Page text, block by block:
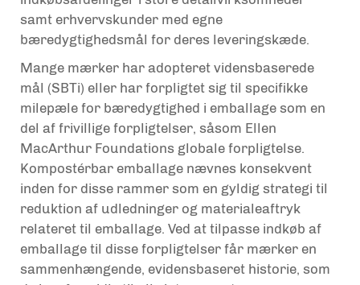
samt erhvervskunder med egne
bæredygtighedsmål for deres leveringskæde.
Mange mærker har adopteret vidensbaserede
mål (SBTi) eller har forpligtet sig til specifikke
milepæle for bæredygtighed i emballage som en
del af frivillige forpligtelser, såsom Ellen
MacArthur Foundations globale forpligtelse.
Kompostérbar emballage nævnes konsekvent
inden for disse rammer som en gyldig strategi til
reduktion af udledninger og materialeaftryk
relateret til emballage. Ved at tilpasse indkøb af
emballage til disse forpligtelser får mærker en
sammenhængende, evidensbaseret historie, som